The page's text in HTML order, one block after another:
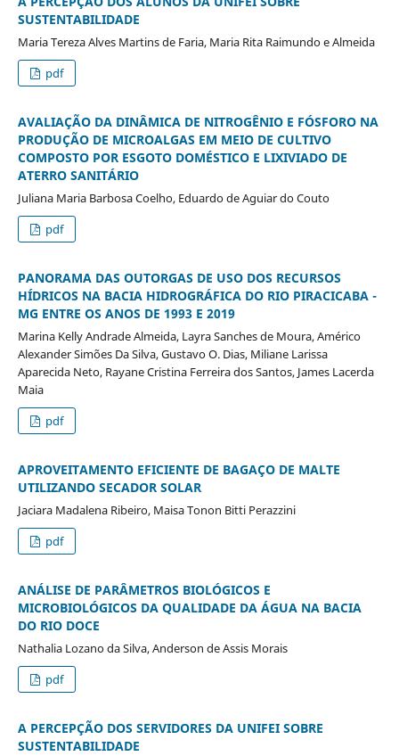
SUSTENTABILIDADE
Maria Tereza Alves Martins de Faria, Maria Rita Raimundo e Almeida
pdf
AVALIAÇÃO DA DINÂMICA DE NITROGÊNIO E FÓSFORO NA
PRODUÇÃO DE MICROALGAS EM MEIO DE CULTIVO
COMPOSTO POR ESGOTO DOMÉSTICO E LIXIVIADO DE
ATERRO SANITÁRIO
Juliana Maria Barbosa Coelho, Eduardo de Aguiar do Couto
pdf
PANORAMA DAS OUTORGAS DE USO DOS RECURSOS
HÍDRICOS NA BACIA HIDROGRÁFICA DO RIO PIRACICABA -
MG ENTRE OS ANOS DE 1993 E 2019
Marina Kelly Andrade Almeida, Layra Sanches de Moura, Américo
Alexander Simões Da Silva, Gustavo O. Dias, Miliane Larissa
Aparecida Neto, Rayane Cristina Ferreira dos Santos, James Lacerda
Maia
pdf
APROVEITAMENTO EFICIENTE DE BAGAÇO DE MALTE
UTILIZANDO SECADOR SOLAR
Jaciara Madalena Ribeiro, Maisa Tonon Bitti Perazzini
pdf
ANÁLISE DE PARÂMETROS BIOLÓGICOS E
MICROBIOLÓGICOS DA QUALIDADE DA ÁGUA NA BACIA
DO RIO DOCE
Nathalia Lozano da Silva, Anderson de Assis Morais
pdf
A PERCEPÇÃO DOS SERVIDORES DA UNIFEI SOBRE
SUSTENTABILIDADE